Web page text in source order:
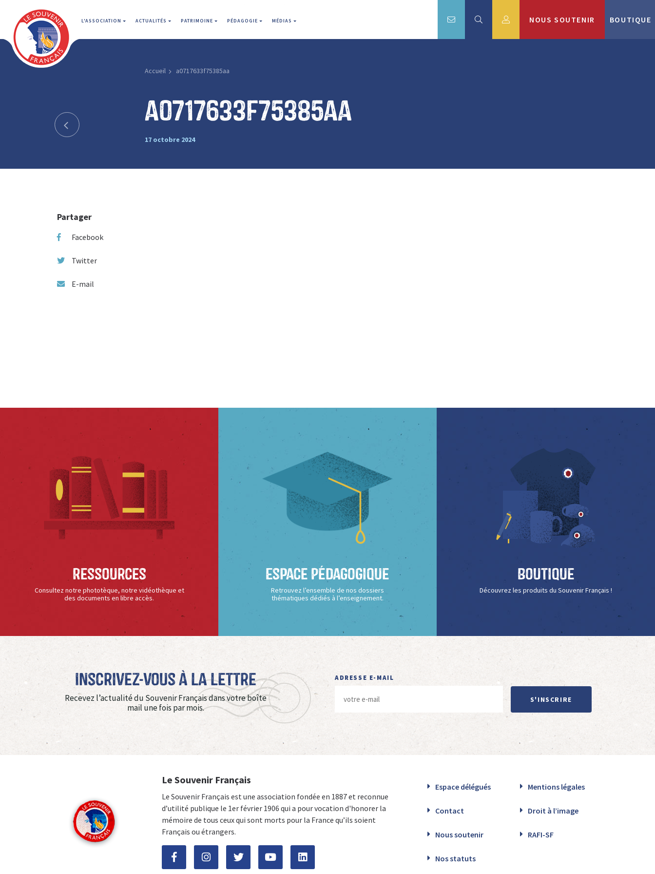
L'ASSOCIATION ACTUALITÉS PATRIMOINE PÉDAGOGIE MÉDIAS NOUS SOUTENIR BOUTIQUE
Accueil a0717633f75385aa
a0717633f75385aa
17 octobre 2024
Partager
Facebook
Twitter
E-mail
Ressources
Consultez notre phototèque, notre vidéothèque et
des documents en libre accès.
Espace Pédagogique
Retrouvez l’ensemble de nos dossiers
thématiques dédiés à l’enseignement.
Boutique
Découvrez les produits du Souvenir Français !
Inscrivez-vous à La Lettre
Recevez l’actualité du Souvenir Français dans votre boîte
mail une fois par mois.
ADRESSE E-MAIL
S'INSCRIRE
Le Souvenir Français
Le Souvenir Français est une association fondée en 1887 et reconnue
d’utilité publique le 1er février 1906 qui a pour vocation d'honorer la
mémoire de tous ceux qui sont morts pour la France qu’ils soient
Français ou étrangers.
Espace délégués Mentions légales
Contact Droit à l’image
Nous soutenir RAFI-SF
Nos statuts